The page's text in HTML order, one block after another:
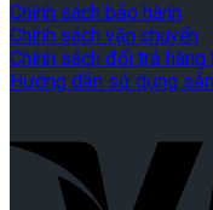
Chính sách bảo hành
Chính sách vận chuyển
Chính sách đổi trả hàng
Hướng dẫn sử dụng